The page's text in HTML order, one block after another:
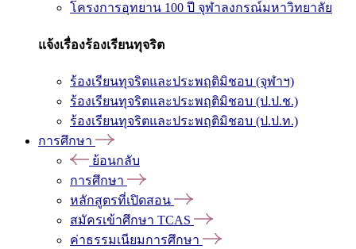
โครงการอุทยาน 100 ปี จุฬาลงกรณ์มหาวิทยาลัย
แจ้งเรื่องร้องเรียนทุจริต
ร้องเรียนทุจริตและประพฤติมิชอบ (จุฬาฯ)
ร้องเรียนทุจริตและประพฤติมิชอบ (ป.ป.ช.)
ร้องเรียนทุจริตและประพฤติมิชอบ (ป.ป.ท.)
การศึกษา
ย้อนกลับ
การศึกษา
หลักสูตรที่เปิดสอน
สมัครเข้าศึกษา TCAS
ค่าธรรมเนียมการศึกษา